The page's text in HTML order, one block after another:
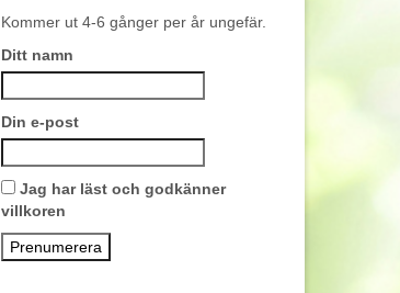
Kommer ut 4-6 gånger per år ungefär.
Ditt namn
Din e-post
Jag har läst och godkänner
villkoren